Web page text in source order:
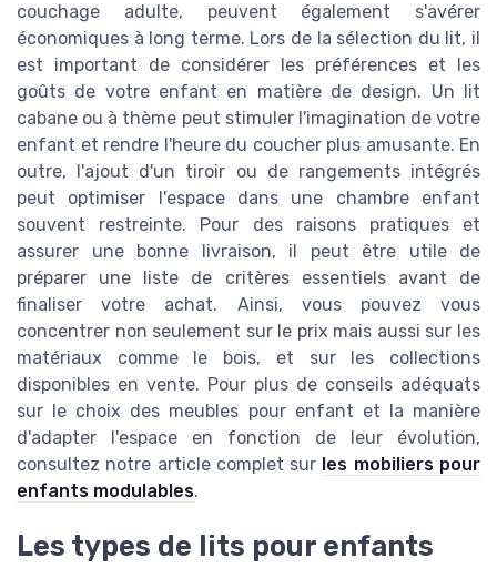
couchage adulte, peuvent également s'avérer
économiques à long terme. Lors de la sélection du lit, il
est important de considérer les préférences et les
goûts de votre enfant en matière de design. Un lit
cabane ou à thème peut stimuler l'imagination de votre
enfant et rendre l'heure du coucher plus amusante. En
outre, l'ajout d'un tiroir ou de rangements intégrés
peut optimiser l'espace dans une chambre enfant
souvent restreinte. Pour des raisons pratiques et
assurer une bonne livraison, il peut être utile de
préparer une liste de critères essentiels avant de
finaliser votre achat. Ainsi, vous pouvez vous
concentrer non seulement sur le prix mais aussi sur les
matériaux comme le bois, et sur les collections
disponibles en vente. Pour plus de conseils adéquats
sur le choix des meubles pour enfant et la manière
d'adapter l'espace en fonction de leur évolution,
consultez notre article complet sur les mobiliers pour
enfants modulables.
Les types de lits pour enfants